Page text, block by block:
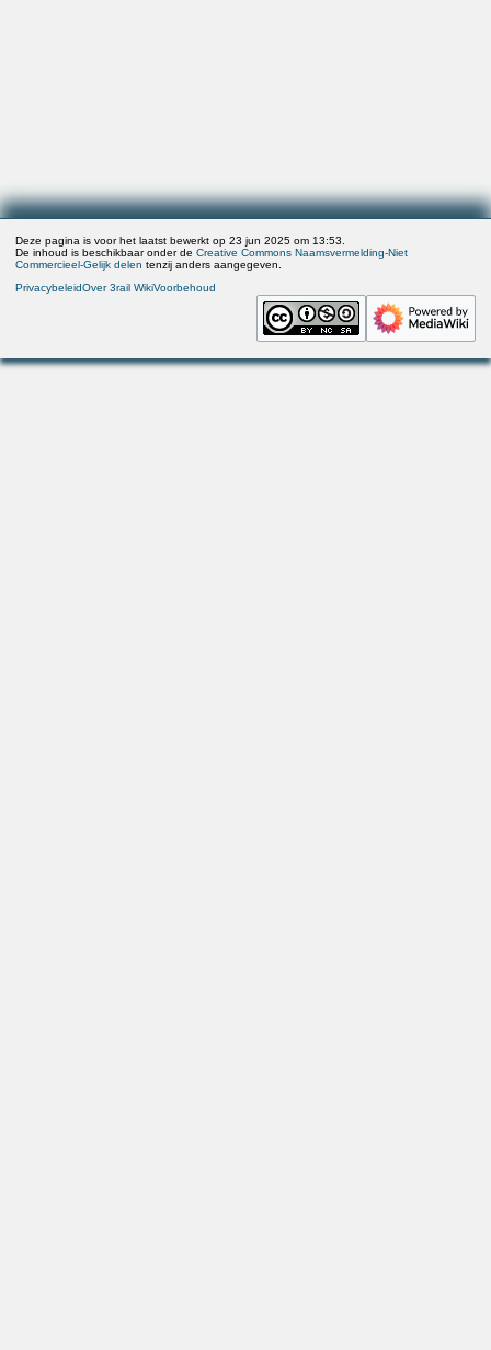
Deze pagina is voor het laatst bewerkt op 23 jun 2025 om 13:53.
De inhoud is beschikbaar onder deCreative Commons Naamsvermelding-Niet
Commercieel-Gelijk delen tenzij anders aangegeven.
PrivacybeleidOver 3rail WikiVoorbehoud